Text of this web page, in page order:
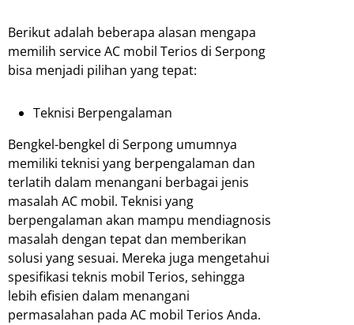
Berikut adalah beberapa alasan mengapa
memilih service AC mobil Terios di Serpong
bisa menjadi pilihan yang tepat:
Teknisi Berpengalaman
Bengkel-bengkel di Serpong umumnya
memiliki teknisi yang berpengalaman dan
terlatih dalam menangani berbagai jenis
masalah AC mobil. Teknisi yang
berpengalaman akan mampu mendiagnosis
masalah dengan tepat dan memberikan
solusi yang sesuai. Mereka juga mengetahui
spesifikasi teknis mobil Terios, sehingga
lebih efisien dalam menangani
permasalahan pada AC mobil Terios Anda.